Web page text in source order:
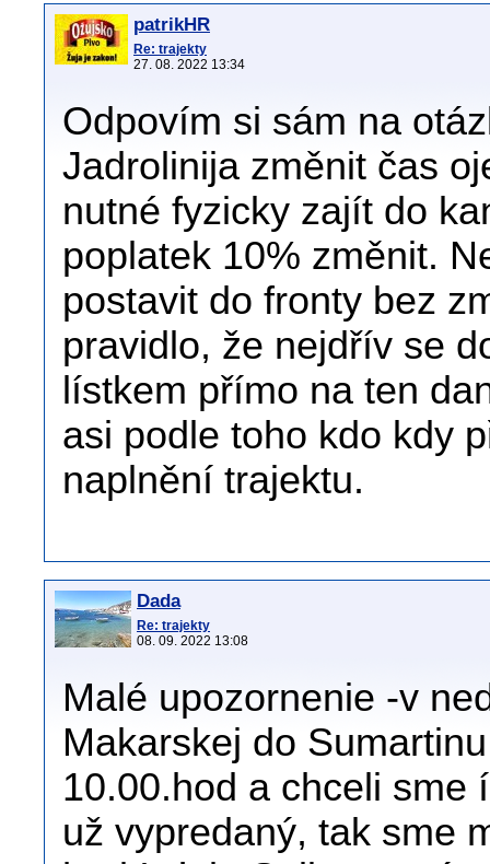
patrikHR
Re: trajekty
27. 08. 2022 13:34
Odpovím si sám na
Jadrolinija změnit čas
nutné fyzicky zajít do
poplatek 10% změnit.
postavit do fronty bez
pravidlo, že nejdřív se
lístkem přímo na ten
asi podle toho kdo kdy
naplnění trajektu.
Dada
Re: trajekty
08. 09. 2022 13:08
Malé upozornenie -v
Makarskej do
10.00.hod a chceli sme
už vypredaný, tak sme